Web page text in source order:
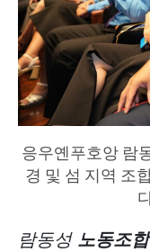
응우옌푸호앙 람
경 및 섬 지역 조
람동성 노동조